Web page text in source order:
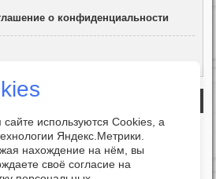
о конфиденциальности
сайте используются Cookies, а
Яндекс.Метрики.
нахождение на нём, вы
своё согласие на